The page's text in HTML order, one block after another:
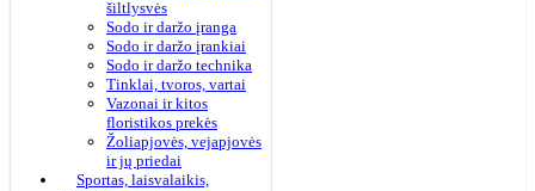
šiltlysvės
Sodo ir daržo įranga
Sodo ir daržo įrankiai
Sodo ir daržo technika
Tinklai, tvoros, vartai
Vazonai ir kitos
floristikos prekės
Žoliapjovės, vejapjovės
ir jų priedai
Sportas, laisvalaikis,